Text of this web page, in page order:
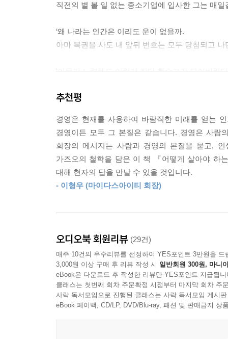
진지한 마음가짐과 열의 없이 게으르고 해이한
한 시간이 쌓이고 쌓이면 우리 인간의 가치가 빛
능력이 출중하고 올바른 사고방식을 지니고 있어
아무리 장대한 목표를 내세운들 매일 부딪히는
이다. 하루빨리 미래의 성과를 얻으려고 서둘러
게 충실한 하루하루가 쌓여 5년이 지나고 10년이
그 결과 ‘오늘을 완전히 살면 내일이 보인다’는 사
--- 2장, 바로 지금을 필사적으로 살아라 중에서
길고도 오랜 역사를 가진 우주의 관점에서 보면
오직 이기적인 범위에만 머물러서는 안 된다. 다른
돌아 결국 자신에게도 이익을 가져다주며, 이익을
--- 4장, 설사 껍질만 주워 먹을지라도 중에서
직전의 별 볼 일 없는 중소기업에 입사한 그는 매
‘왜 나라는 인간은 이리도 운이 없을까.
아마 복권을 사도 내 앞뒤 번호는 모두 당첨되고 나
‘아무리 노력해도 이렇게 죄다 헛수고가 되어버린
운명이란 결코 정해진 것이 아니며, 오롯이 자신의
동기는 선한가,
사심은 없는가?
간절히 원하고 치열히 노력한 것만 얻는 인생의 카
부채를 청산하고 흑자를 기록한 것도 모두 ‘동
살아오면서 선택의 기로에 설 때마다 단 하나의 질
“인간으로서 부끄러움 없는 일인가?”
편법이 난무하는 세태 속에서 도덕과 윤리를 지
추천평
경영은 현재를 사용하여 바람직한 미래를 얻는
경영이든 모두 그 본질은 같습니다. 경영은 사람
회장의 메시지는 사람과 경영의 본질을 묻고,
가즈오의 철학을 담은 이 책 『어떻게 살아야 하
대해 현자의 답을 만날 수 있을 것입니다.
- 이형우 (마이다스아이티 회장)
오디오북 회원리뷰 (29건)
매주 10건의 우수리뷰를 선정하여 YES포인트 3만원을 드
3,000원 이상 구매 후 리뷰 작성 시 일반회원 300원, 마니
eBook은 다운로드 후 작성한 리뷰만 YES포인트 지급됩니
클래스는 첫번째 회차 주문확정 시점부터 마지막 회차 주
사락 독서모임으로 진행된 클래스는 사락 독서모임 게시
eBook 페이백, CD/LP, DVD/Blu-ray, 패션 및 판매금지 상